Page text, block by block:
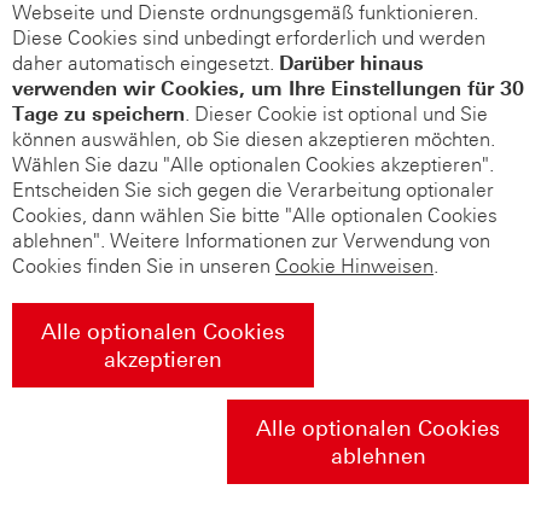
Webseite und Dienste ordnungsgemäß funktionieren.
Diese Cookies sind unbedingt erforderlich und werden
daher automatisch eingesetzt. Darüber hinaus
verwenden wir Cookies, um Ihre Einstellungen für 30
Tage zu speichern. Dieser Cookie ist optional und Sie
können auswählen, ob Sie diesen akzeptieren möchten.
Wählen Sie dazu "Alle optionalen Cookies akzeptieren".
Entscheiden Sie sich gegen die Verarbeitung optionaler
Cookies, dann wählen Sie bitte "Alle optionalen Cookies
ablehnen". Weitere Informationen zur Verwendung von
Cookies finden Sie in unseren Cookie Hinweisen.
Alle optionalen Cookies
akzeptieren
Alle optionalen Cookies
ablehnen